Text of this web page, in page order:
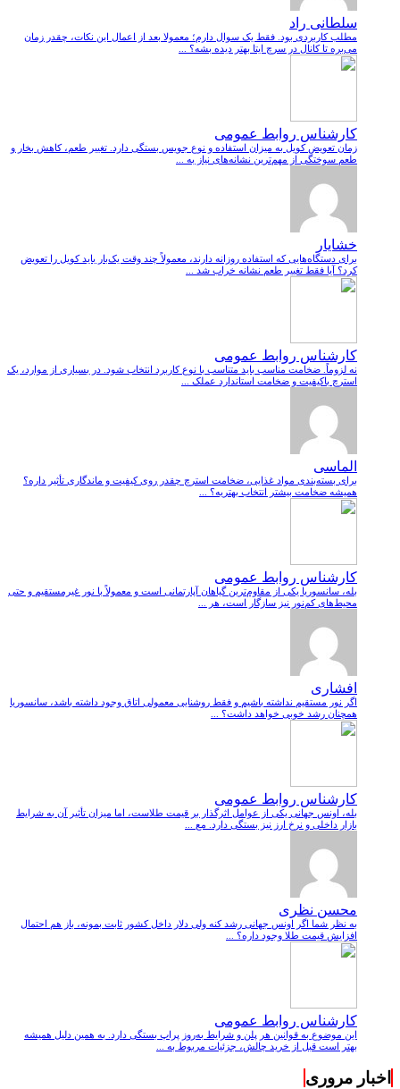
سلطانی راد
مطلب کاربردی بود. فقط یک سوال دارم؛ معمولا بعد از اعمال این نکات، چقدر زمان
می‌بره تا کانال در سرچ ایتا بهتر دیده بشه؟ ...
کارشناس روابط عمومی
زمان تعویض کویل به میزان استفاده و نوع جویس بستگی دارد. تغییر طعم، کاهش بخار و
طعم سوختگی از مهم‌ترین نشانه‌های نیاز به ...
خشایار
برای دستگاه‌هایی که استفاده روزانه دارند، معمولاً چند وقت یک‌بار باید کویل را تعویض
کرد؟ آیا فقط تغییر طعم نشانه خراب شد ...
کارشناس روابط عمومی
نه لزوماً. ضخامت مناسب باید متناسب با نوع کاربرد انتخاب شود. در بسیاری از موارد، یک
استرچ باکیفیت و ضخامت استاندارد عملک ...
الماسی
برای بسته‌بندی مواد غذایی، ضخامت استرچ چقدر روی کیفیت و ماندگاری تأثیر داره؟
همیشه ضخامت بیشتر انتخاب بهتریه؟ ...
کارشناس روابط عمومی
بله، سانسوریا یکی از مقاوم‌ترین گیاهان آپارتمانی است و معمولاً با نور غیرمستقیم و حتی
محیط‌های کم‌نور نیز سازگار است، هر ...
افشاری
اگر نور مستقیم نداشته باشیم و فقط روشنایی معمولی اتاق وجود داشته باشد، سانسوریا
همچنان رشد خوبی خواهد داشت؟ ...
کارشناس روابط عمومی
بله، اونس جهانی یکی از عوامل اثرگذار بر قیمت طلاست، اما میزان تأثیر آن به شرایط
بازار داخلی و نرخ ارز نیز بستگی دارد. مع ...
محسن نظری
به نظر شما اگر اونس جهانی رشد کنه ولی دلار داخل کشور ثابت بمونه، باز هم احتمال
افزایش قیمت طلا وجود داره؟ ...
کارشناس روابط عمومی
این موضوع به قوانین هر پلن و شرایط به‌روز پراپ بستگی دارد. به همین دلیل همیشه
بهتر است قبل از خرید چالش، جزئیات مربوط به ...
اخبار مروری